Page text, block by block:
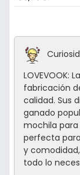
LOVEVOOK:
fabricación
calidad. Sus
ganado
mochila para
perfecta
y
todo lo